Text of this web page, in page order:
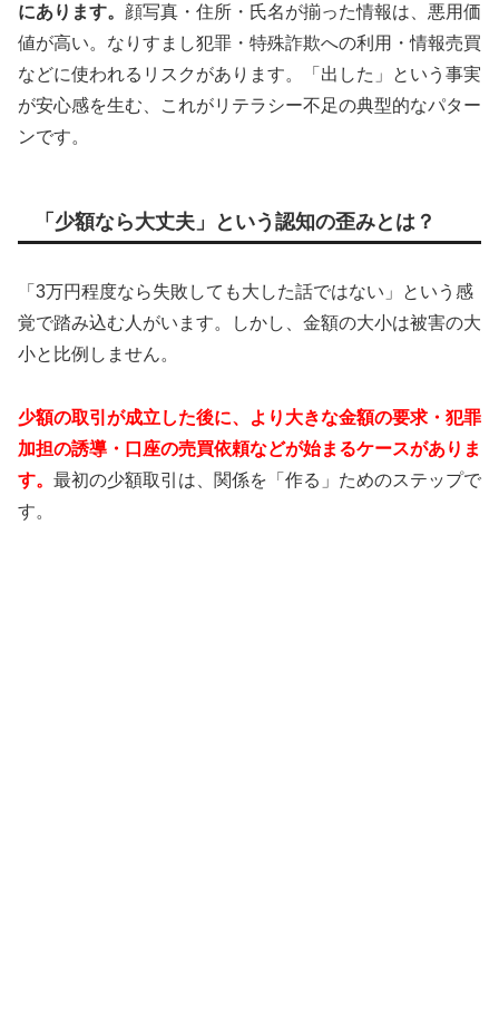
にあります。 顔写真・住所・氏名が揃った情報は、悪用価
値が高い。なりすまし犯罪・特殊詐欺への利用・情報売買
などに使われるリスクがあります。「出した」という事実
が安心感を生む、これがリテラシー不足の典型的なパター
ンです。
「少額なら大丈夫」という認知の歪みとは？
「3万円程度なら失敗しても大した話ではない」という感
覚で踏み込む人がいます。しかし、金額の大小は被害の大
小と比例しません。
少額の取引が成立した後に、より大きな金額の要求・犯罪
加担の誘導・口座の売買依頼などが始まるケースがありま
す。 最初の少額取引は、関係を「作る」ためのステップで
す。